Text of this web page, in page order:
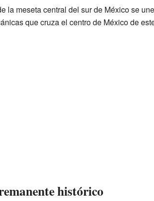
la meseta central del sur de México se
que cruza el centro de México de
histórico